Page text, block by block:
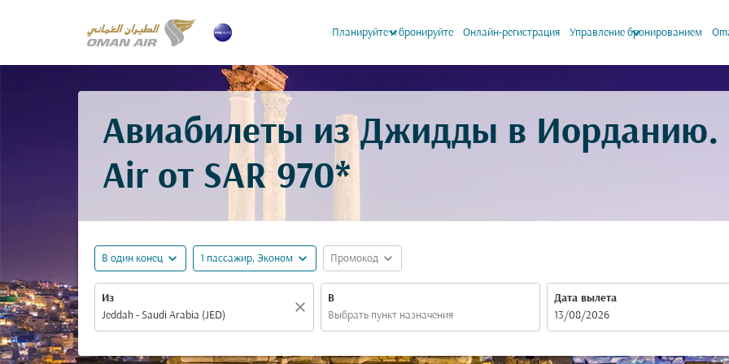
Планируйте и бронируйте
keyboard_arrow_down Онлайн-регистрация Управление бронированием
keyboard_arrow_down
Авиабилеты из Джидды в Иорданию.
Air от SAR 970*
В один конец expand_more 1 пассажир, Эконом expand_more Промокод expand_more
Из
close
В
Дата вылета
fc-booking-departure-date-aria-label
13/08/2026